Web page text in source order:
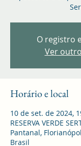
O registro
Ver
Horário e local
10 de set. de 2024,
RESERVA VERDE
Pantanal,
Brasil